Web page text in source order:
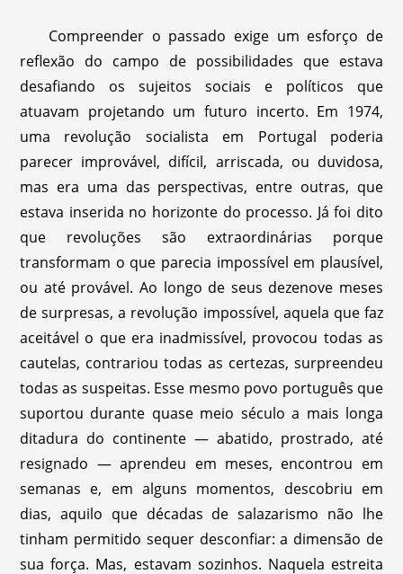
Compreender o passado exige um esforço de
reflexão do campo de possibilidades que estava
desafiando os sujeitos sociais e políticos que
atuavam projetando um futuro incerto. Em 1974,
uma revolução socialista em Portugal poderia
parecer improvável, difícil, arriscada, ou duvidosa,
mas era uma das perspectivas, entre outras, que
estava inserida no horizonte do processo. Já foi dito
que revoluções são extraordinárias porque
transformam o que parecia impossível em plausível,
ou até provável. Ao longo de seus dezenove meses
de surpresas, a revolução impossível, aquela que faz
aceitável o que era inadmissível, provocou todas as
cautelas, contrariou todas as certezas, surpreendeu
todas as suspeitas. Esse mesmo povo português que
suportou durante quase meio século a mais longa
ditadura do continente — abatido, prostrado, até
resignado — aprendeu em meses, encontrou em
semanas e, em alguns momentos, descobriu em
dias, aquilo que décadas de salazarismo não lhe
tinham permitido sequer desconfiar: a dimensão de
sua força. Mas, estavam sozinhos. Naquela estreita